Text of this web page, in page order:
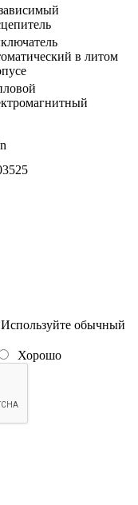
в литом
обычный
Хорошо